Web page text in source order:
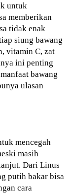
untuk
memberikan
tidak enak
siung bawang
vitamin C, zat
ini penting
bawang
ulasan
mencegah
masih
Dari Linus
putih bakar bisa
cara